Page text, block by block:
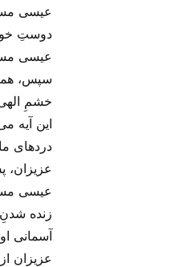
عیسی
دوستِ
عیسی
سپس،
خشمِ الهی
دردهای
عیسی
زنده
آسمانی
عزیزان